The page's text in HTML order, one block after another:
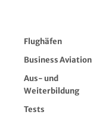
Flughäfen
Business Aviation
Aus- und
Weiterbildung
Tests